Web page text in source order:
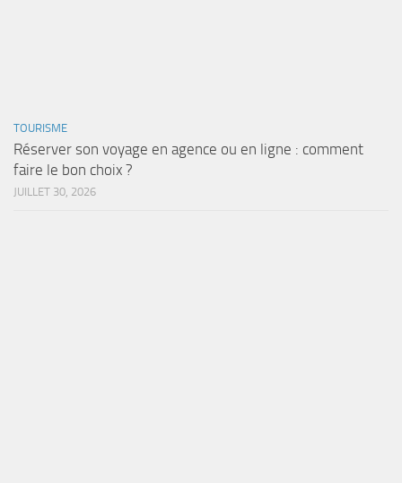
TOURISME
Réserver son voyage en agence ou en ligne : comment
faire le bon choix ?
JUILLET 30, 2026